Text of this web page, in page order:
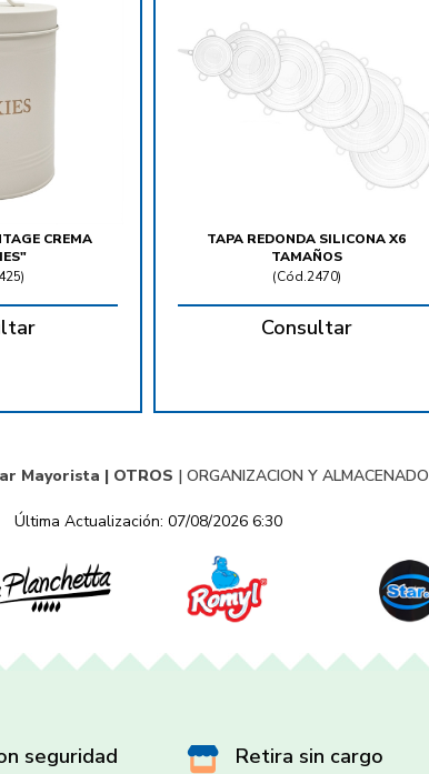
CREMA
)
TAPA REDONDA SILICONA X6
TAMAÑOS
(Cód.2470)
Consultar
Mayorista | OTROS | ORGANIZACION Y ALMACENADO
Última Actualización: 07/08/2026 6:30
seguridad Retira sin cargo